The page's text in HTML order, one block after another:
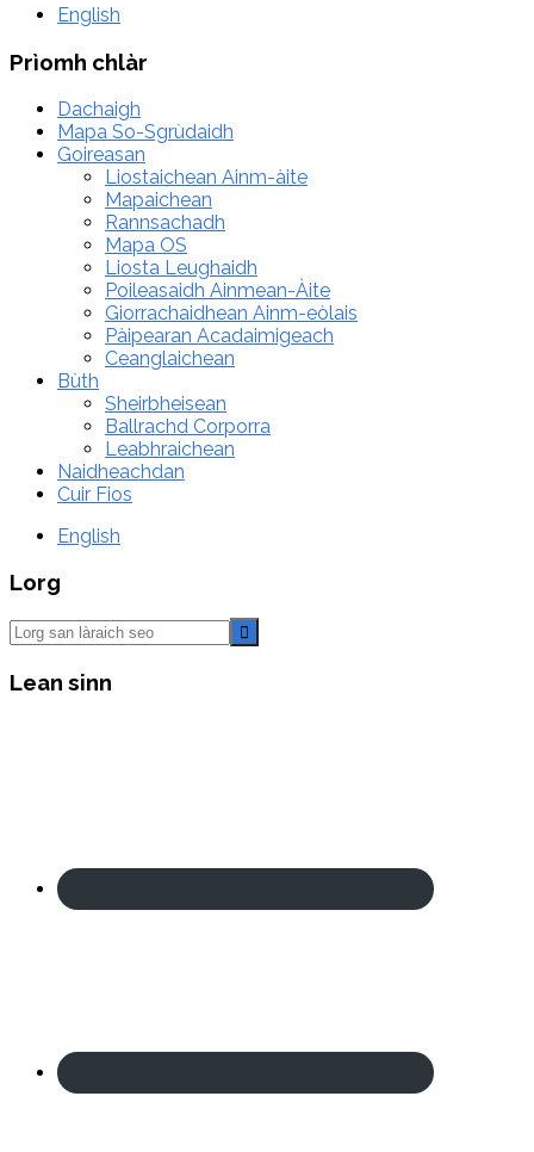
English
Prìomh chlàr
Dachaigh
Mapa So-Sgrùdaidh
Goireasan
Liostaichean Ainm-àite
Mapaichean
Rannsachadh
Mapa OS
Liosta Leughaidh
Poileasaidh Ainmean-Àite
Giorrachaidhean Ainm-eòlais
Pàipearan Acadaimigeach
Ceanglaichean
Bùth
Sheirbheisean
Ballrachd Corporra
Leabhraichean
Naidheachdan
Cuir Fios
English
Lorg
Lorg
san
làraich
seo
Lean sinn